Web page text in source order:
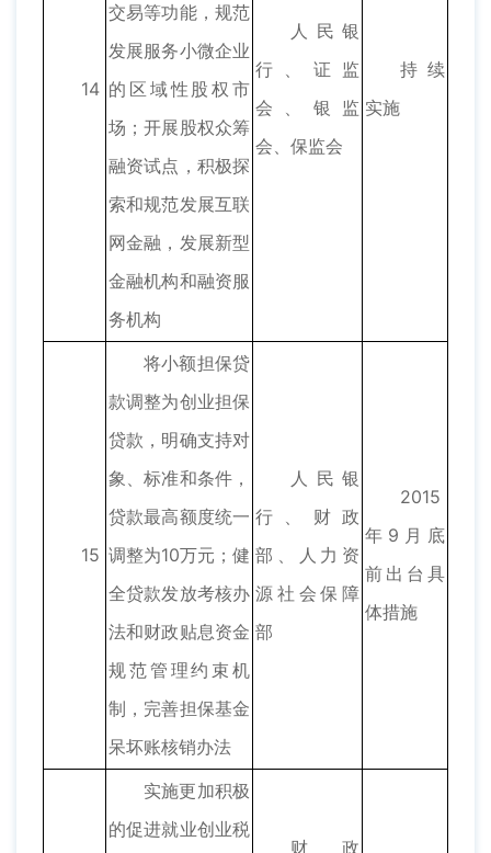
14
交易等功能，规范
发展服务小微企业
的区域性股权市
场；开展股权众筹
融资试点，积极探
索和规范发展互联
网金融，发展新型
金融机构和融资服
务机构
人民银
行、证监
会、银监
会、保监会
持续
实施
15
将小额担保贷
款调整为创业担保
贷款，明确支持对
象、标准和条件，
贷款最高额度统一
调整为10万元；健
全贷款发放考核办
法和财政贴息资金
规范管理约束机
制，完善担保基金
呆坏账核销办法
人民银
行、财政
部、人力资
源社会保障
部
2015
年9月底
前出台具
体措施
实施更加积极
的促进就业创业税
财政